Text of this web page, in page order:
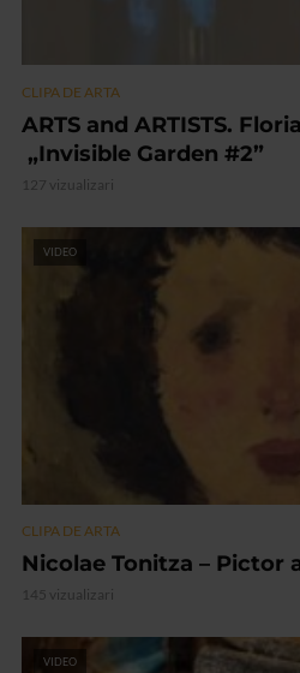
CLIPA DE ARTA
ARTS and ARTISTS.
„Invisible Garden #2”
127 vizualizari
VIDEO
CLIPA DE ARTA
Nicolae Tonitza – Pictor
145 vizualizari
VIDEO